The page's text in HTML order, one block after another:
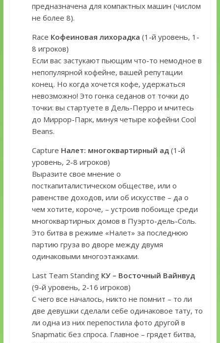
предназначена для компактных машин (числом
не более 8).
Race Кофеиновая лихорадка (1-й уровень, 1-
8 игроков)
Если вас застукают пьющим что-то немодное в
непопулярной кофейне, вашей репутации
конец. Но когда хочется кофе, удержаться
невозможно! Это гонка седанов от точки до
точки: вы стартуете в Дель-Перро и мчитесь
до Миррор-Парк, минуя четыре кофейни Cool
Beans.
Capture Налет: многоквартирный ад(1-й
уровень, 2-8 игроков)
Выразите свое мнение о
посткапиталистическом обществе, или о
равенстве доходов, или об искусстве – да о
чем хотите, короче, – устроив побоище среди
многоквартирных домов в Пуэрто-дель-Соль.
Это битва в режиме «Налет» за последнюю
партию груза во дворе между двумя
одинаковыми многоэтажками.
Last Team Standing КУ – Восточный Вайнвуд
(9-й уровень, 2-16 игроков)
С чего все началось, никто не помнит – то ли
две девушки сделали себе одинаковое тату, то
ли одна из них перепостила фото другой в
Snapmatic без спроса. Главное – грядет битва,